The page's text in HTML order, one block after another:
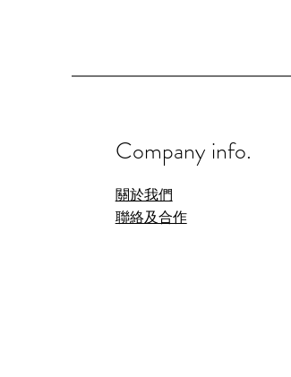
Company info.
關於我們
聯絡及合作